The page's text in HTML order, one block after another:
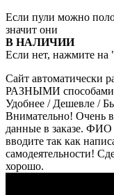
Если пули можно
значит они
В НАЛИЧИИ
Если нет, нажмите
Сайт автоматически
РАЗНЫМИ способами.
Удобнее / Дешевле /
Внимательно! Очень
данные в заказе.
вводите так как
самодеятельности!
хорошо.